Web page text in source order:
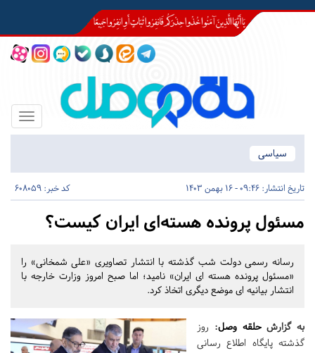
Toggle
سیاسی
تاریخ انتشار: 09:46 - 16 بهمن 1403 کد خبر: 608059
مسئول پرونده هسته‌ای ایران کیست؟
رسانه رسمی دولت شب گذشته با انتشار تصاویری «علی شمخانی» را
«مسئول پرونده هسته ای ایران» نامید؛ اما صبح امروز وزارت خارجه با
انتشار بیانیه ای موضع دیگری اتخاذ کرد.
به گزارشحلقه وصل: روز
گذشته پایگاه اطلاع رسانی